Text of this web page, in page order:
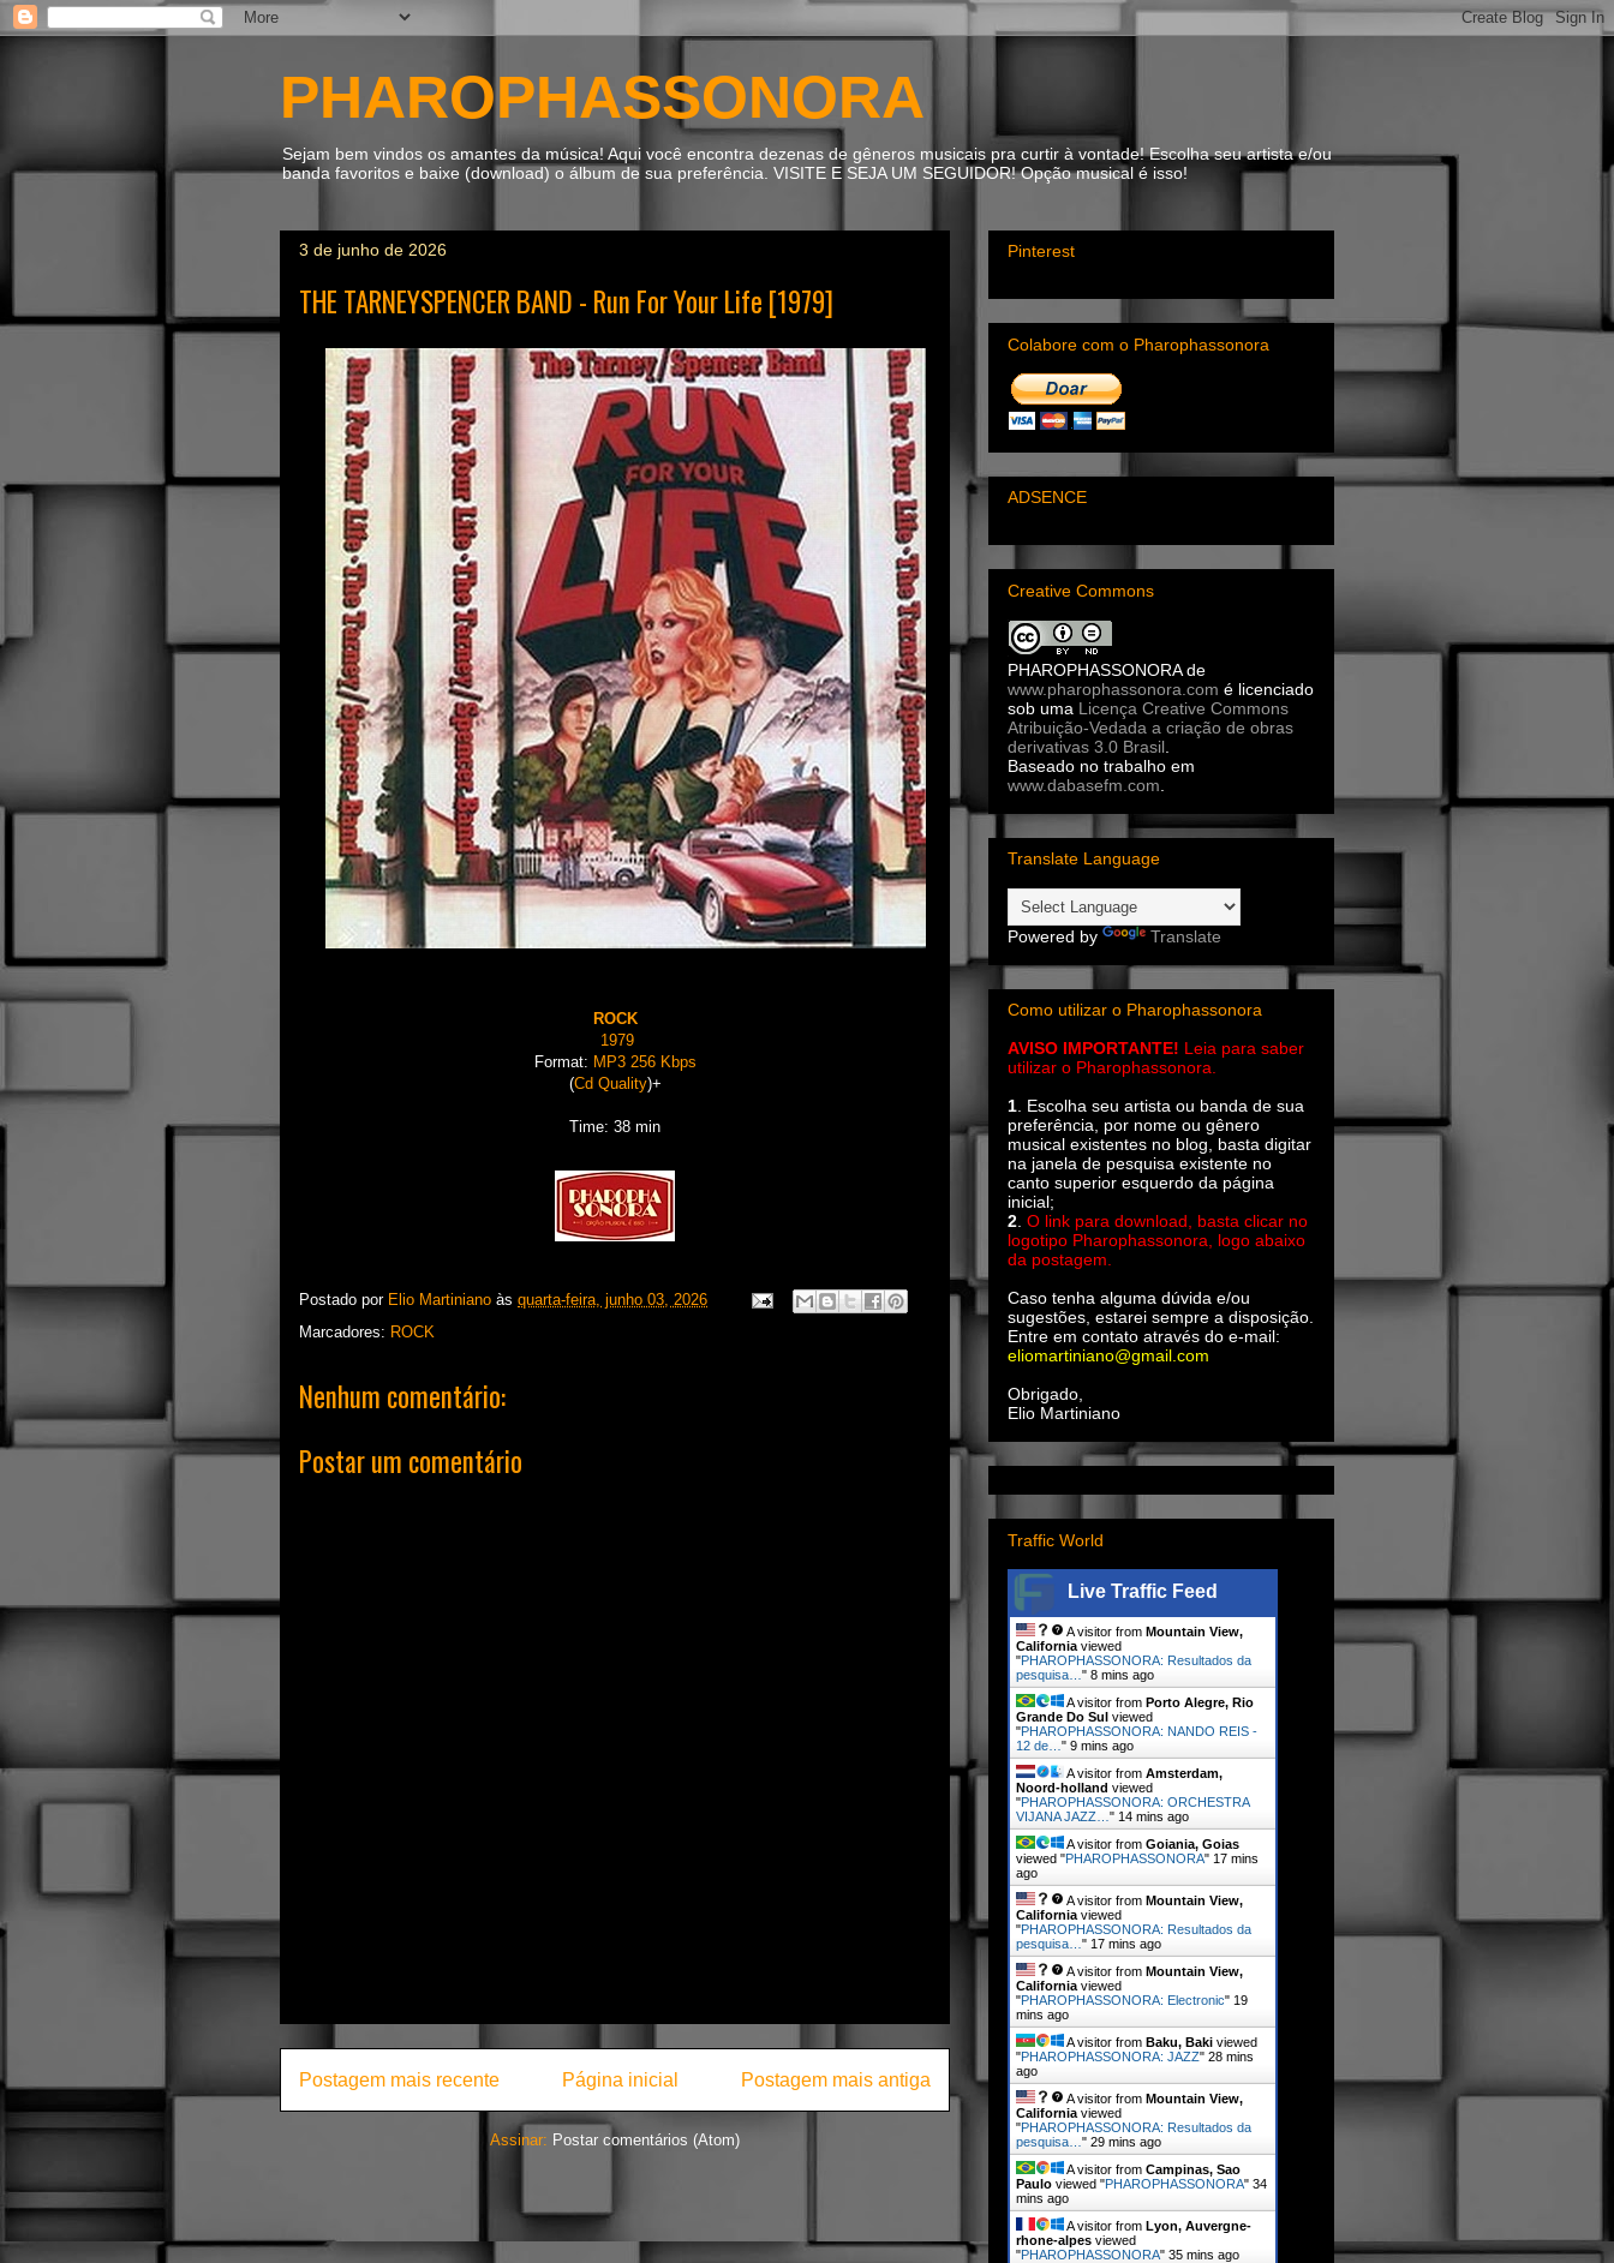
PHAROPHASSONORA
Sejam bem vindos os amantes da música! Aqui você encontra dezenas de gêneros musicais pra curtir à vontade! Escolha seu artista e/ou
banda favoritos e baixe (download) o álbum de sua preferência. VISITE E SEJA UM SEGUIDOR! Opção musical é isso!
3 de junho de 2026
THE TARNEYSPENCER BAND - Run For Your Life [1979]
ROCK
1979
Format: MP3 256 Kbps
(Cd Quality)+
Time: 38 min
Postado por Elio Martiniano às quarta-feira, junho 03, 2026
Marcadores: ROCK
Nenhum comentário:
Postar um comentário
Postagem mais recente Postagem mais antiga
Página inicial
Assinar: Postar comentários (Atom)
Pinterest
Colabore com o Pharophassonora
ADSENCE
Creative Commons
PHAROPHASSONORAde
www.pharophassonora.com é licenciado
sob uma Licença Creative Commons
Atribuição-Vedada a criação de obras
derivativas 3.0 Brasil
Baseado no trabalho em
www.dabasefm.com
Translate Language
Powered by Translate
Como utilizar o Pharophassonora
AVISO IMPORTANTE! Leia para saber
utilizar o Pharophassonora.
1. Escolha seu artista ou banda de sua
preferência, por nome ou gênero
musical existentes no blog, basta digitar
na janela de pesquisa existente no
canto superior esquerdo da página
inicial;
2. O link para download, basta clicar no
logotipo Pharophassonora, logo abaixo
da postagem.
Caso tenha alguma dúvida e/ou
sugestões, estarei sempre a disposição.
Entre em contato através do e-mail:
eliomartiniano@gmail.com
Obrigado,
Elio Martiniano
Traffic World
Live Traffic Feed
A visitor from Mountain View,
California viewed
"PHAROPHASSONORA: Resultados da
pesquisa… " 8 mins ago
A visitor from Porto Alegre, Rio
Grande Do Sul viewed
"PHAROPHASSONORA: NANDO REIS -
12 de… " 9 mins ago
A visitor from Amsterdam,
Noord-holland viewed
"PHAROPHASSONORA: ORCHESTRA
VIJANA JAZZ… " 14 mins ago
A visitor from Goiania, Goias
viewed "PHAROPHASSONORA" 17 mins
ago
A visitor from Mountain View,
California viewed
"PHAROPHASSONORA: Resultados da
pesquisa… " 17 mins ago
A visitor from Mountain View,
California viewed
"PHAROPHASSONORA: Electronic" 19
mins ago
A visitor from Baku, Baki viewed
"PHAROPHASSONORA: JAZZ" 28 mins
ago
A visitor from Mountain View,
California viewed
"PHAROPHASSONORA: Resultados da
pesquisa… " 29 mins ago
A visitor from Campinas, Sao
Paulo viewed "PHAROPHASSONORA" 34
mins ago
A visitor from Lyon, Auvergne-
rhone-alpes viewed
"PHAROPHASSONORA" 35 mins ago